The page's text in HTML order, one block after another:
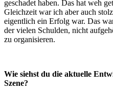
geschadet haben. Das hat weh
Gleichzeit war ich aber auch
eigentlich ein Erfolg war. Das
der vielen Schulden, nicht
zu organisieren.
Wie siehst du die aktuelle
Szene?